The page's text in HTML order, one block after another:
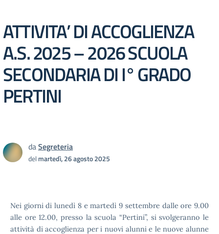
ATTIVITA’ DI ACCOGLIENZA
A.S. 2025 – 2026 SCUOLA
SECONDARIA DI I° GRADO
PERTINI
daSegreteria
delmartedì, 26 agosto 2025
Nei giorni di lunedì 8 e martedì 9 settembre dalle ore 9.00
alle ore 12.00, presso la scuola “Pertini”, si svolgeranno le
attività di accoglienza per i nuovi alunni e le nuove alunne